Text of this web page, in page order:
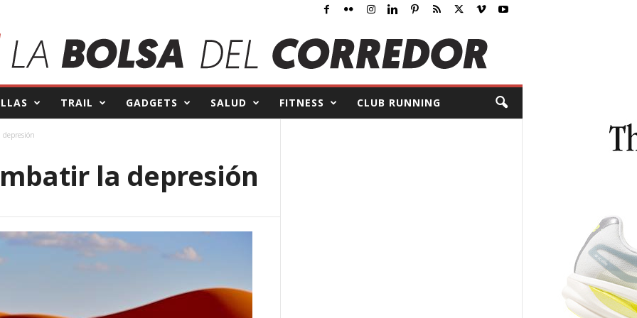
TRAIL GADGETS SALUD FITNESS CLUB RUNNING
depresión
la depresión